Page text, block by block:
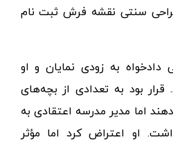
سنتی نقشه فرش ثبت نام
دادخواه به زودی نمایان و او
بود به تعدادی از بچه‌های
اما مدیر مدرسه اعتقادی به
او اعتراض کرد اما مؤثر